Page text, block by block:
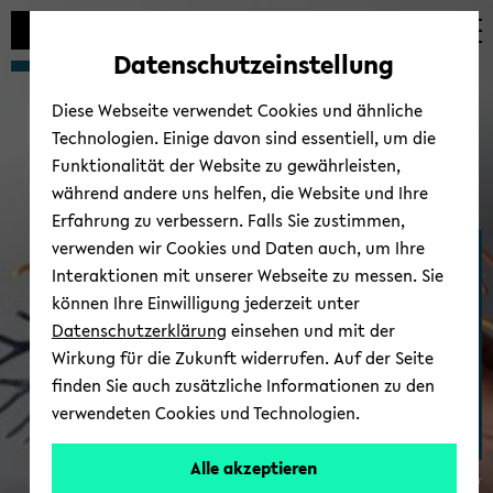
Automatische
vermeiden
zum
wechseln
zum
wechseln
zum
wechseln
Me­di­zi­ni­sche As­sis­tenz­
sys­te­me
© Uni­ver­si­tät Bie­le­feld/Pa­trick Poll­mei­er
Datenschutzeinstellung
Diese Webseite verwendet Cookies und ähnliche
Technologien. Einige davon sind essentiell, um die
Funktionalität der Website zu gewährleisten,
während andere uns helfen, die Website und Ihre
Erfahrung zu verbessern. Falls Sie zustimmen,
verwenden wir Cookies und Daten auch, um Ihre
Interaktionen mit unserer Webseite zu messen. Sie
können Ihre Einwilligung jederzeit unter
Datenschutzerklärung einsehen und mit der
Wirkung für die Zukunft widerrufen. Auf der Seite
finden Sie auch zusätzliche Informationen zu den
verwendeten Cookies und Technologien.
Alle akzeptieren